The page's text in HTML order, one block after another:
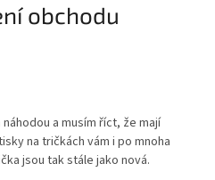
p
ý
p
i
s
obchodu
a musím říct, že mají
na tričkách vám i po mnoha
jsou tak stále jako nová.